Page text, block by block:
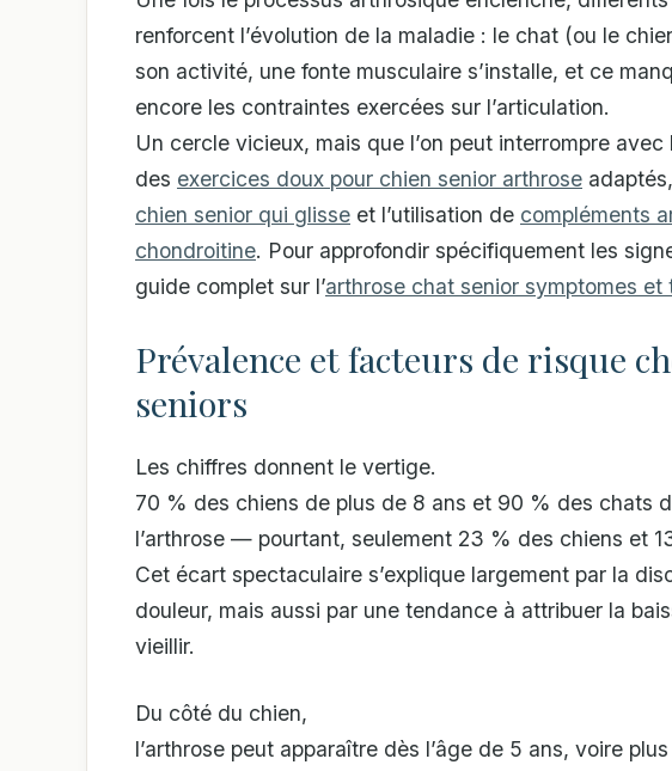
renforcent l’évolution de la maladie : le chat (ou le
son activité, une fonte musculaire s’installe, et ce
encore les contraintes exercées sur l’articulation.
Un cercle vicieux, mais que l’on peut interrompre
des exercices doux pour chien senior arthrose
chien senior qui glisse et l’utilisation de compléments
chondroitine. Pour approfondir spécifiquement les
guide complet sur l’arthrose chat senior symptomes et
Prévalence et facteurs de risque
seniors
Les chiffres donnent le vertige.
70 % des chiens de plus de 8 ans et 90 % des chats
l’arthrose — pourtant, seulement 23 % des chiens et
Cet écart spectaculaire s’explique largement par la
douleur, mais aussi par une tendance à attribuer la
vieillir.
Du côté du chien,
l’arthrose peut apparaître dès l’âge de 5 ans, voire